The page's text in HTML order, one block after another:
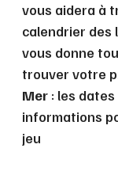
vous aidera à
calendrier des
vous donne
trouver votre
Mer : les
informations
jeu